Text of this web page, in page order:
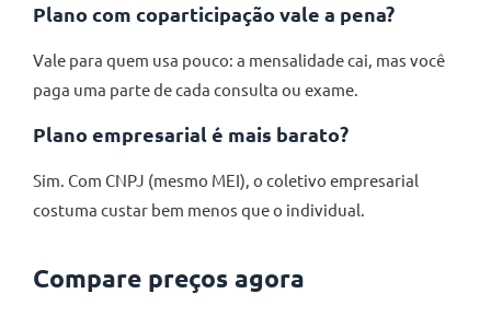
Plano com coparticipação vale a pena?
Vale para quem usa pouco: a mensalidade cai, mas você
paga uma parte de cada consulta ou exame.
Plano empresarial é mais barato?
Sim. Com CNPJ (mesmo MEI), o coletivo empresarial
costuma custar bem menos que o individual.
Compare preços agora